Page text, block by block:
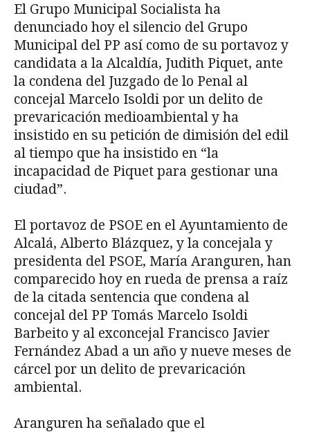
El Grupo Municipal Socialista ha
denunciado hoy el silencio del Grupo
Municipal del PP así como de su portavoz y
candidata a la Alcaldía, Judith Piquet, ante
la condena del Juzgado de lo Penal al
concejal Marcelo Isoldi por un delito de
prevaricación medioambiental y ha
insistido en su petición de dimisión del edil
al tiempo que ha insistido en “la
incapacidad de Piquet para gestionar una
ciudad”.
El portavoz de PSOE en el Ayuntamiento de
Alcalá, Alberto Blázquez, y la concejala y
presidenta del PSOE, María Aranguren, han
comparecido hoy en rueda de prensa a raíz
de la citada sentencia que condena al
concejal del PP Tomás Marcelo Isoldi
Barbeito y al exconcejal Francisco Javier
Fernández Abad a un año y nueve meses de
cárcel por un delito de prevaricación
ambiental.
Aranguren ha señalado que el